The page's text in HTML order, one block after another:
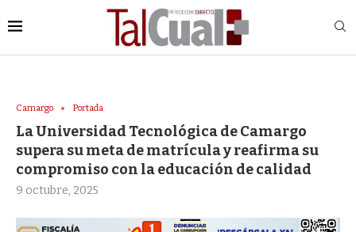
Camargo Portada
La Universidad Tecnológica de Camargo
supera su meta de matrícula y reafirma su
compromiso con la educación de calidad
9 octubre, 2025